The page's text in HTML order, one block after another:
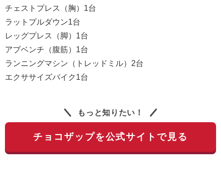
チェストプレス（胸）1台
ラットプルダウン1台
レッグプレス（脚）1台
アブベンチ（腹筋）1台
ランニングマシン（トレッドミル）2台
エクササイズバイク1台
もっと知りたい！
チョコザップを公式サイトで見る